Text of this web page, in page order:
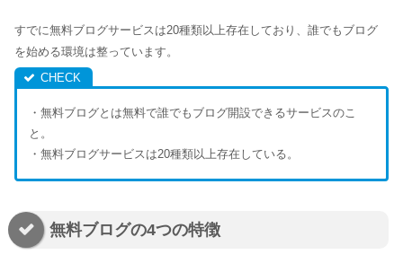
すでに無料ブログサービスは20種類以上存在しており、誰でもブログ
を始める環境は整っています。
・無料ブログとは無料で誰でもブログ開設できるサービスのこ
と。
・無料ブログサービスは20種類以上存在している。
無料ブログの4つの特徴